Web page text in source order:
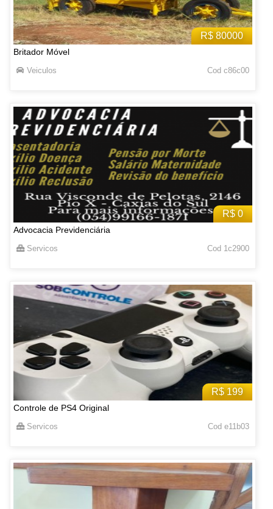
R$ 80000
Britador Móvel
Veiculos Cod c86c00
R$ 0
Advocacia Previdenciária
Servicos Cod 1c2900
R$ 199
Controle de PS4 Original
Servicos Cod e11b03